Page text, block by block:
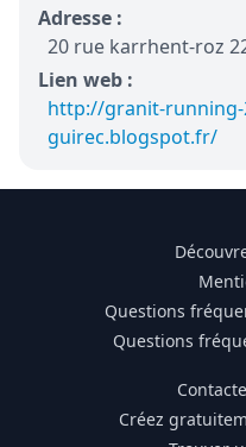
Adresse :
20 rue karrhent-roz
Lien web :
http://granit-
guirec.blogspot.fr/
Questions
Questions
Créez